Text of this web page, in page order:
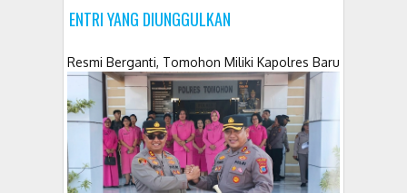
ENTRI YANG DIUNGGULKAN
Resmi Berganti, Tomohon Miliki Kapolres Baru